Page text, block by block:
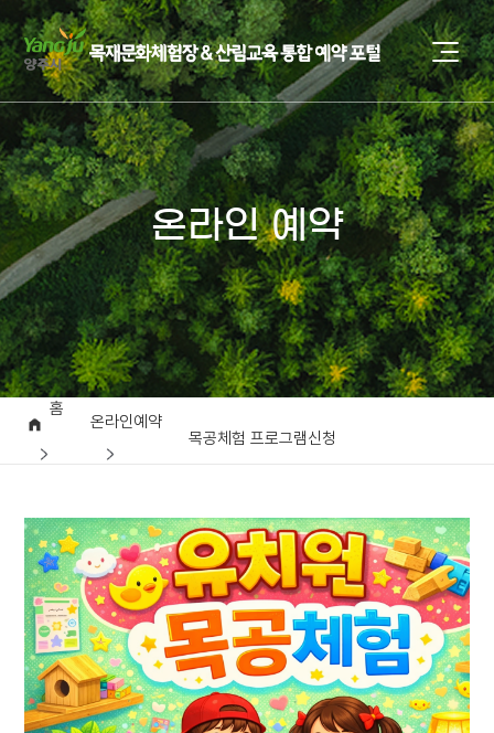
온라인 예약
홈
온라인예약
목공체험 프로그램신청